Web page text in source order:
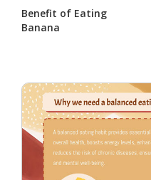
Benefit of Eating
Banana